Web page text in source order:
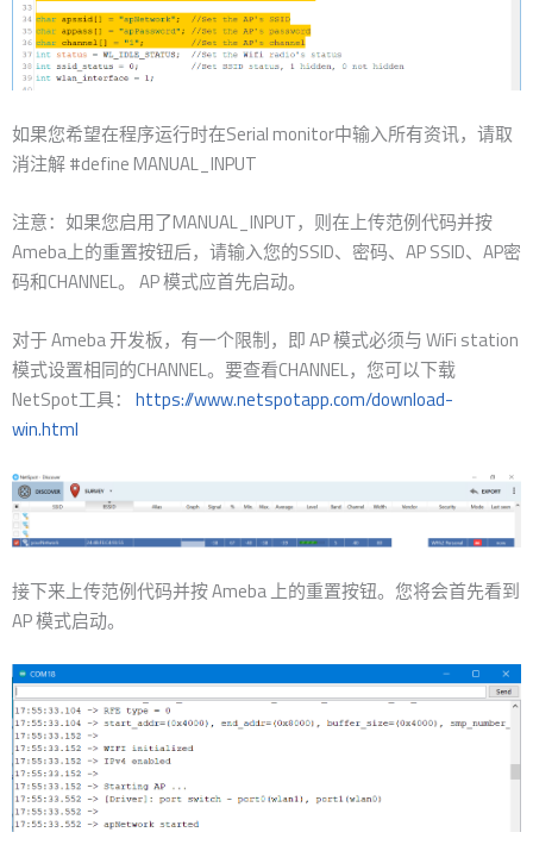
如果您希望在程序运行时在Serial monitor中输入所有资讯，请取
消注解 #define MANUAL_INPUT
注意：如果您启用了MANUAL_INPUT，则在上传范例代码并按
Ameba上的重置按钮后，请输入您的SSID、密码、AP SSID、AP密
码和CHANNEL。 AP 模式应首先启动。
对于 Ameba 开发板，有一个限制，即 AP 模式必须与 WiFi station
模式设置相同的CHANNEL。要查看CHANNEL，您可以下载
NetSpot工具： https://www.netspotapp.com/download-
win.html
接下来上传范例代码并按 Ameba 上的重置按钮。您将会首先看到
AP 模式启动。